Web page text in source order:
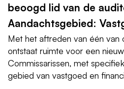
beoogd lid van de
Aandachtsgebied:
Met het aftreden van één van
ontstaat ruimte voor een
Commissarissen, met
gebied van vastgoed en